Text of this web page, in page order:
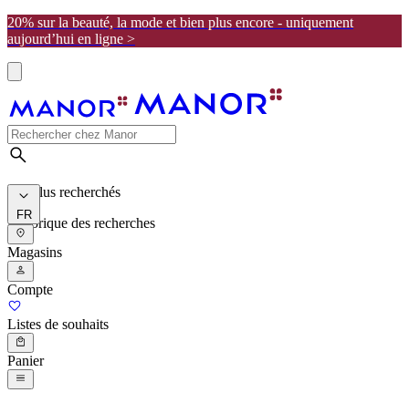
20% sur la beauté, la mode et bien plus encore - uniquement
aujourd’hui en ligne >
Les plus recherchés
Historique des recherches
FR
Magasins
Compte
Listes de souhaits
Panier